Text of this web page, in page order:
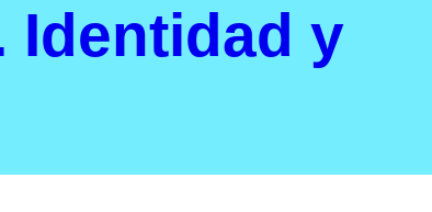
Identidad y